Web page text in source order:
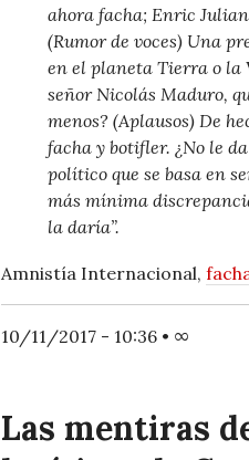
ahora facha; Enric
(Rumor de voces) Una
en el planeta Tierra o la
señor Nicolás Maduro,
me­nos? (Aplausos) De
facha y botifler. ¿No le
político que se basa en
más mínima
la daría”.
Amnistía Internacional,
10/11/2017 - 10:36 • ∞
Las mentiras